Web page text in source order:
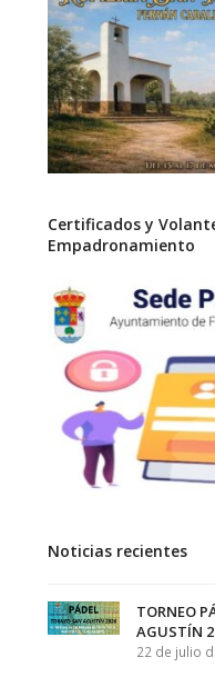
Certificados y
Empadronamiento
Noticias recientes
TORNEO
AGUSTÍN
22 de julio